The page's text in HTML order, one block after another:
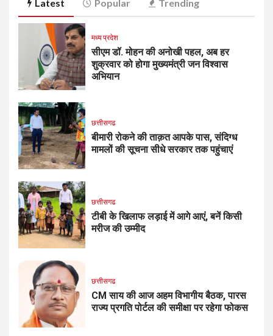
Latest Popular Trending
मध्य प्रदेश
सीएम डॉ. मोहन की अनोखी पहल, अब हर
शुक्रवार को होगा मुख्यमंत्री जन विश्वास
अभियान
छत्तीसगढ
बीमारी रोकने की ताक़त आपके पास, संदिग्ध
मामलों की सूचना सीधे सरकार तक पहुंचाएं
छत्तीसगढ
टीबी के खिलाफ लड़ाई में आगे आएं, बनें किसी
मरीज की उम्मीद
छत्तीसगढ
CM साय की आज अहम विभागीय बैठक, पारस
राज्य प्रगति पोर्टल की समीक्षा पर रहेगा फोकस